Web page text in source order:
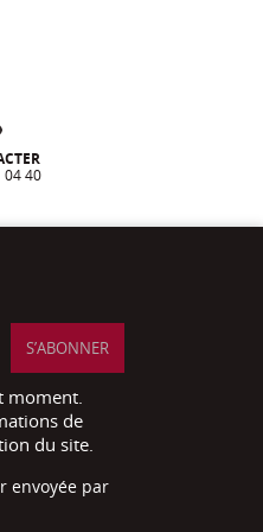
04 40
moment.
de
du site.
envoyée par